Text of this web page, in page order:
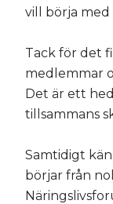
vill börja med
Tack för det
medlemmar
Det är ett
tillsammans
Samtidigt
börjar från